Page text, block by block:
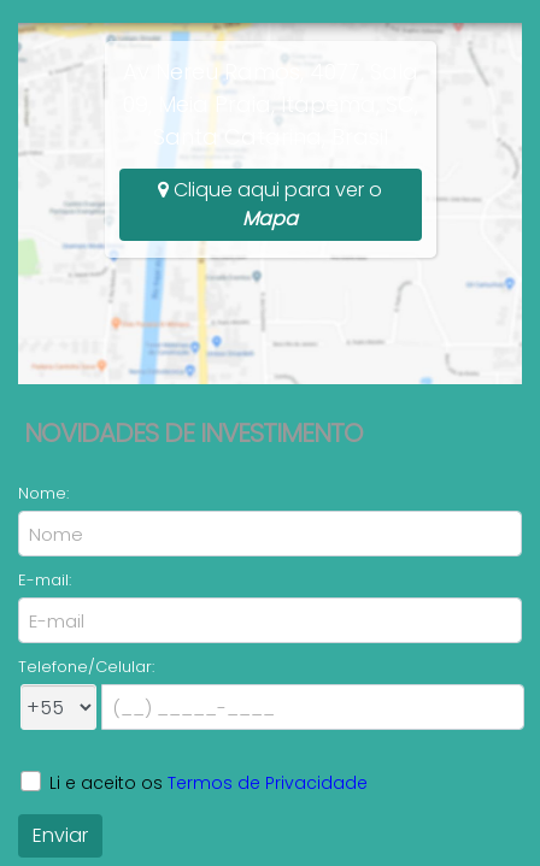
Av Nereu Ramos, 4077, Sala
09, Meia Praia, Itapema, SC,
Santa Catarina, Brasil
Clique aqui para ver o
Mapa
NOVIDADES DE INVESTIMENTO
Nome:
E-mail:
Telefone/Celular:
Li e aceito os Termos de Privacidade